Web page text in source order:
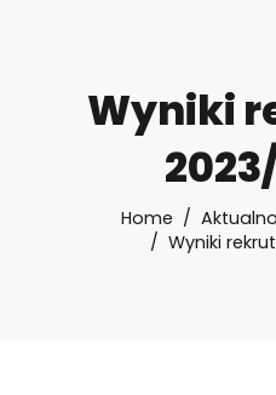
Wyniki
Home
Wyniki